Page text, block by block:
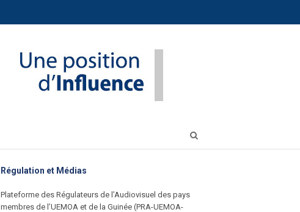
Régulation et Médias
Plateforme des Régulateurs de l’Audiovisuel des pays
membres de l’UEMOA et de la Guinée (PRA-UEMOA-